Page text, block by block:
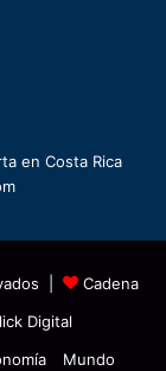
en Costa Rica
|
Cadena
Digital
Mundo